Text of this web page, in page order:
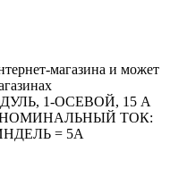
магазина и может
1-ОСЕВОЙ, 15 A
ТОК:
= 5A